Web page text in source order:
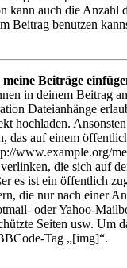
kann auch die Anzahl
Beitrag benutzen
Beiträge
in deinem Beitrag
Dateianhänge
hochladen.
das auf einem
www.example.org/
die sich auf
es ist ein öffentlich
die nur nach einer
oder Yahoo-
Seiten usw. Um
Tag „[img]“.